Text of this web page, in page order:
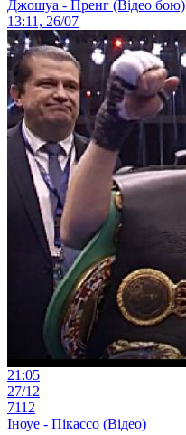
Джошуа - Пренг (Відео бою)
13:11, 26/07
21:05
27/12
7112
Іноуе - Пікассо (Відео)